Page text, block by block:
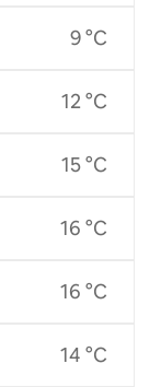
9 °C
12 °C
15 °C
16 °C
16 °C
14 °C